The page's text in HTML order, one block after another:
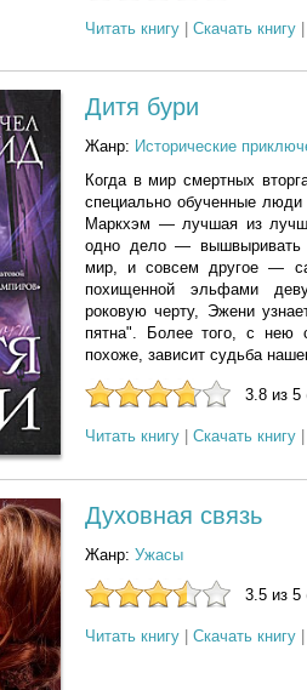
Читать книгу Скачать книгу
Дитя бури
Жанр: Исторические
Когда в мир смертных
специально обученные
Маркхэм — лучшая из
одно дело — вышвыривать
мир, и совсем другое —
похищенной эльфами
роковую черту, Эжени
пятна". Более того, с нею
похоже, зависит судьба
3.8 из 5
Читать книгу Скачать книгу
Духовная связь
Жанр: Ужасы
3.5 из 5
Читать книгу Скачать книгу